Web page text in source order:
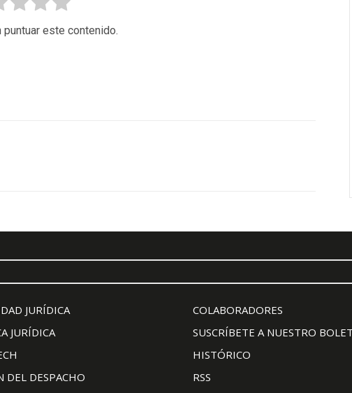
este contenido.
JURÍDICA
JURÍDICA
DEL DESPACHO
COLABORADORES
SUSCRÍBETE A NUESTRO
HISTÓRICO
RSS